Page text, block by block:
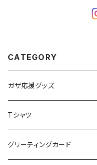
CATEGORY
ガザ応援グッズ
Tシャツ
グリーティングカード